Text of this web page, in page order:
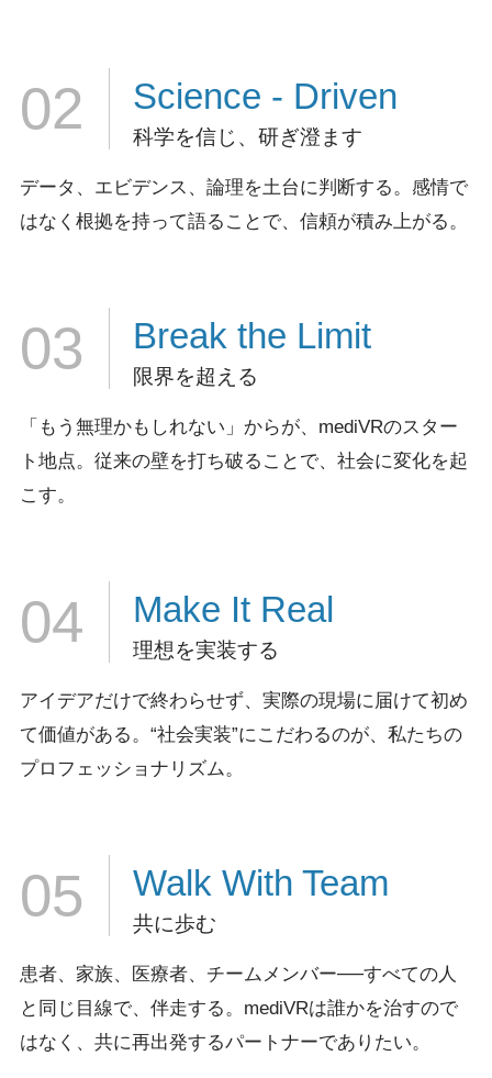
02 Science - Driven
科学を信じ、研ぎ澄ます
データ、エビデンス、論理を土台に判断する。 感情で
はなく根拠を持って語ることで、信頼が積み上がる。
03 Break the Limit
限界を超える
「もう無理かもしれない」からが、mediVRのスター
ト地点。 従来の壁を打ち破ることで、社会に変化を起
こす。
04 Make It Real
理想を実装する
アイデアだけで終わらせず、実際の現場に届けて初め
て価値がある。 “社会実装”にこだわるのが、私たちの
プロフェッショナリズム。
05 Walk With Team
共に歩む
患者、家族、医療者、チームメンバー──すべての人
と同じ目線で、伴走する。 mediVRは誰かを治すので
はなく、共に再出発するパートナーでありたい。